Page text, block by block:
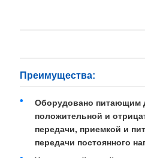
Преимущества:
Оборудовано питающим
положительной и
передачи, приемкой и
передачи постоянного